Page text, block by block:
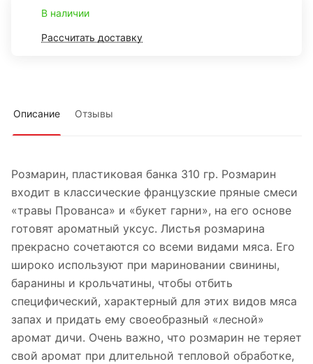
В наличии
Рассчитать доставку
Описание Отзывы
Розмарин, пластиковая банка 310 гр. Розмарин
входит в классические французские пряные смеси
«травы Прованса» и «букет гарни», на его основе
готовят ароматный уксус. Листья розмарина
прекрасно сочетаются со всеми видами мяса. Его
широко используют при мариновании свинины,
баранины и крольчатины, чтобы отбить
специфический, характерный для этих видов мяса
запах и придать ему своеобразный «лесной»
аромат дичи. Очень важно, что розмарин не теряет
свой аромат при длительной тепловой обработке,